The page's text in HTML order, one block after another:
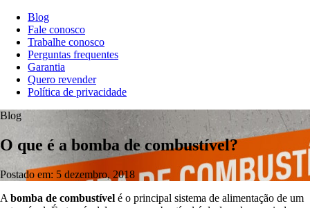
Blog
Fale conosco
Trabalhe conosco
Perguntas frequentes
Garantia
Quero revender
Política de privacidade
Blog
O que é a bomba de combustível?
Postado em: 5 dezembro, 2018
A bomba de combustível é o principal sistema de alimentação de um